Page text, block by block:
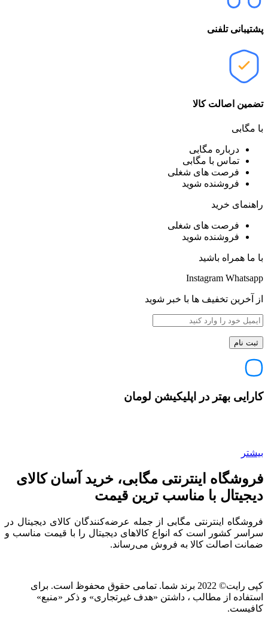
پشتیبانی تلفنی
تضمین اصالت کالا
با مگابی
درباره مگابی
تماس با مگابی
فرصت های شغلی
فروشنده شوید
راهنمای خرید
فرصت های شغلی
فروشنده شوید
با ما همراه باشید
Instagram Whatsapp
از آخرین تخفیف ها با خبر شوید
کارایی بهتر در اپلیکیشن لومان
بیشتر
فروشگاه اینترنتی مگابی، خرید آسان کالای
دیجیتال با مناسب ترین قیمت
فروشگاه اینترنتی مگابی از جمله عرضه‌کنندگان کالای دیجیتال در
سراسر کشور است که انواع کالاهای دیجیتال را با قیمت مناسب و
ضمانت اصالت کالا به فروش می‌رساند.
کپی رایت© 2022 برند شما. تمامی حقوق محفوظ است. برای
استفاده از مطالب ، داشتن «هدف غیرتجاری» و ذکر «منبع»
کافیست.